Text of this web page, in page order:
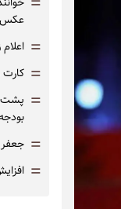
عکس
=
=
=
=
=